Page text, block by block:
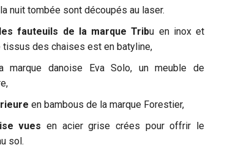
nuit tombée sont découpés au laser.
fauteuils de la marque Tribu en inox et
tissus des chaises est en batyline,
marque danoise Eva Solo, un meuble de
en bambous de la marque Forestier,
vues en acier grise crées pour offrir le
sol.